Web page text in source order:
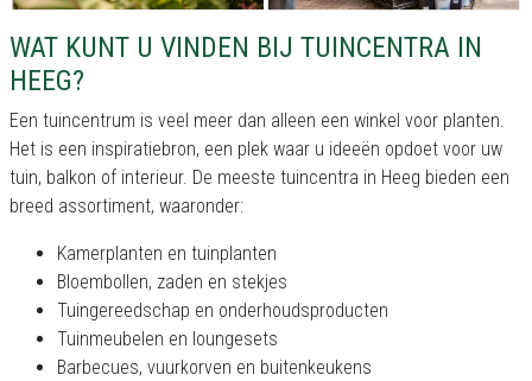
WAT KUNT U VINDEN BIJ TUINCENTRA IN
HEEG?
Een tuincentrum is veel meer dan alleen een winkel voor planten.
Het is een inspiratiebron, een plek waar u ideeën opdoet voor uw
tuin, balkon of interieur. De meeste tuincentra in Heeg bieden een
breed assortiment, waaronder:
Kamerplanten en tuinplanten
Bloembollen, zaden en stekjes
Tuingereedschap en onderhoudsproducten
Tuinmeubelen en loungesets
Barbecues, vuurkorven en buitenkeukens